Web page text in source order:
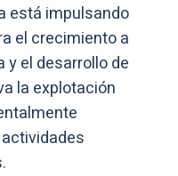
está impulsando
el crecimiento a
y el desarrollo de
la explotación